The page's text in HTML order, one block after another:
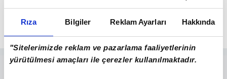
Rıza Bilgiler Reklam Ayarları Hakkında
"Sitelerimizde reklam ve pazarlama faaliyetlerinin
yürütülmesi amaçları ile çerezler kullanılmaktadır.
hakkındaki "Çocuklarımı alıkoydu" iddiaları
da Ebru Şallı'nın canını çok sıktı.